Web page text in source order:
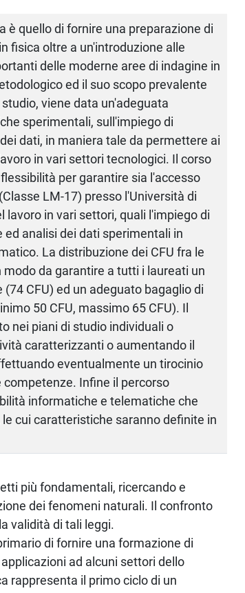
è quello di fornire una preparazione di
fisica oltre a un'introduzione alle
delle moderne aree di indagine in
ed il suo scopo prevalente
viene data un'adeguata
sperimentali, sull'impiego di
dati, in maniera tale da permettere ai
in vari settori tecnologici. Il corso
per garantire sia l'accesso
LM-17) presso l'Università di
lavoro in vari settori, quali l'impiego di
analisi dei dati sperimentali in
La distribuzione dei CFU fra le
da garantire a tutti i laureati un
CFU) ed un adeguato bagaglio di
50 CFU, massimo 65 CFU). Il
nei piani di studio individuali o
caratterizzanti o aumentando il
eventualmente un tirocinio
Infine il percorso
informatiche e telematiche che
cui caratteristiche saranno definite in
più fondamentali, ricercando e
dei fenomeni naturali. Il confronto
validità di tali leggi.
di fornire una formazione di
ad alcuni settori dello
rappresenta il primo ciclo di un